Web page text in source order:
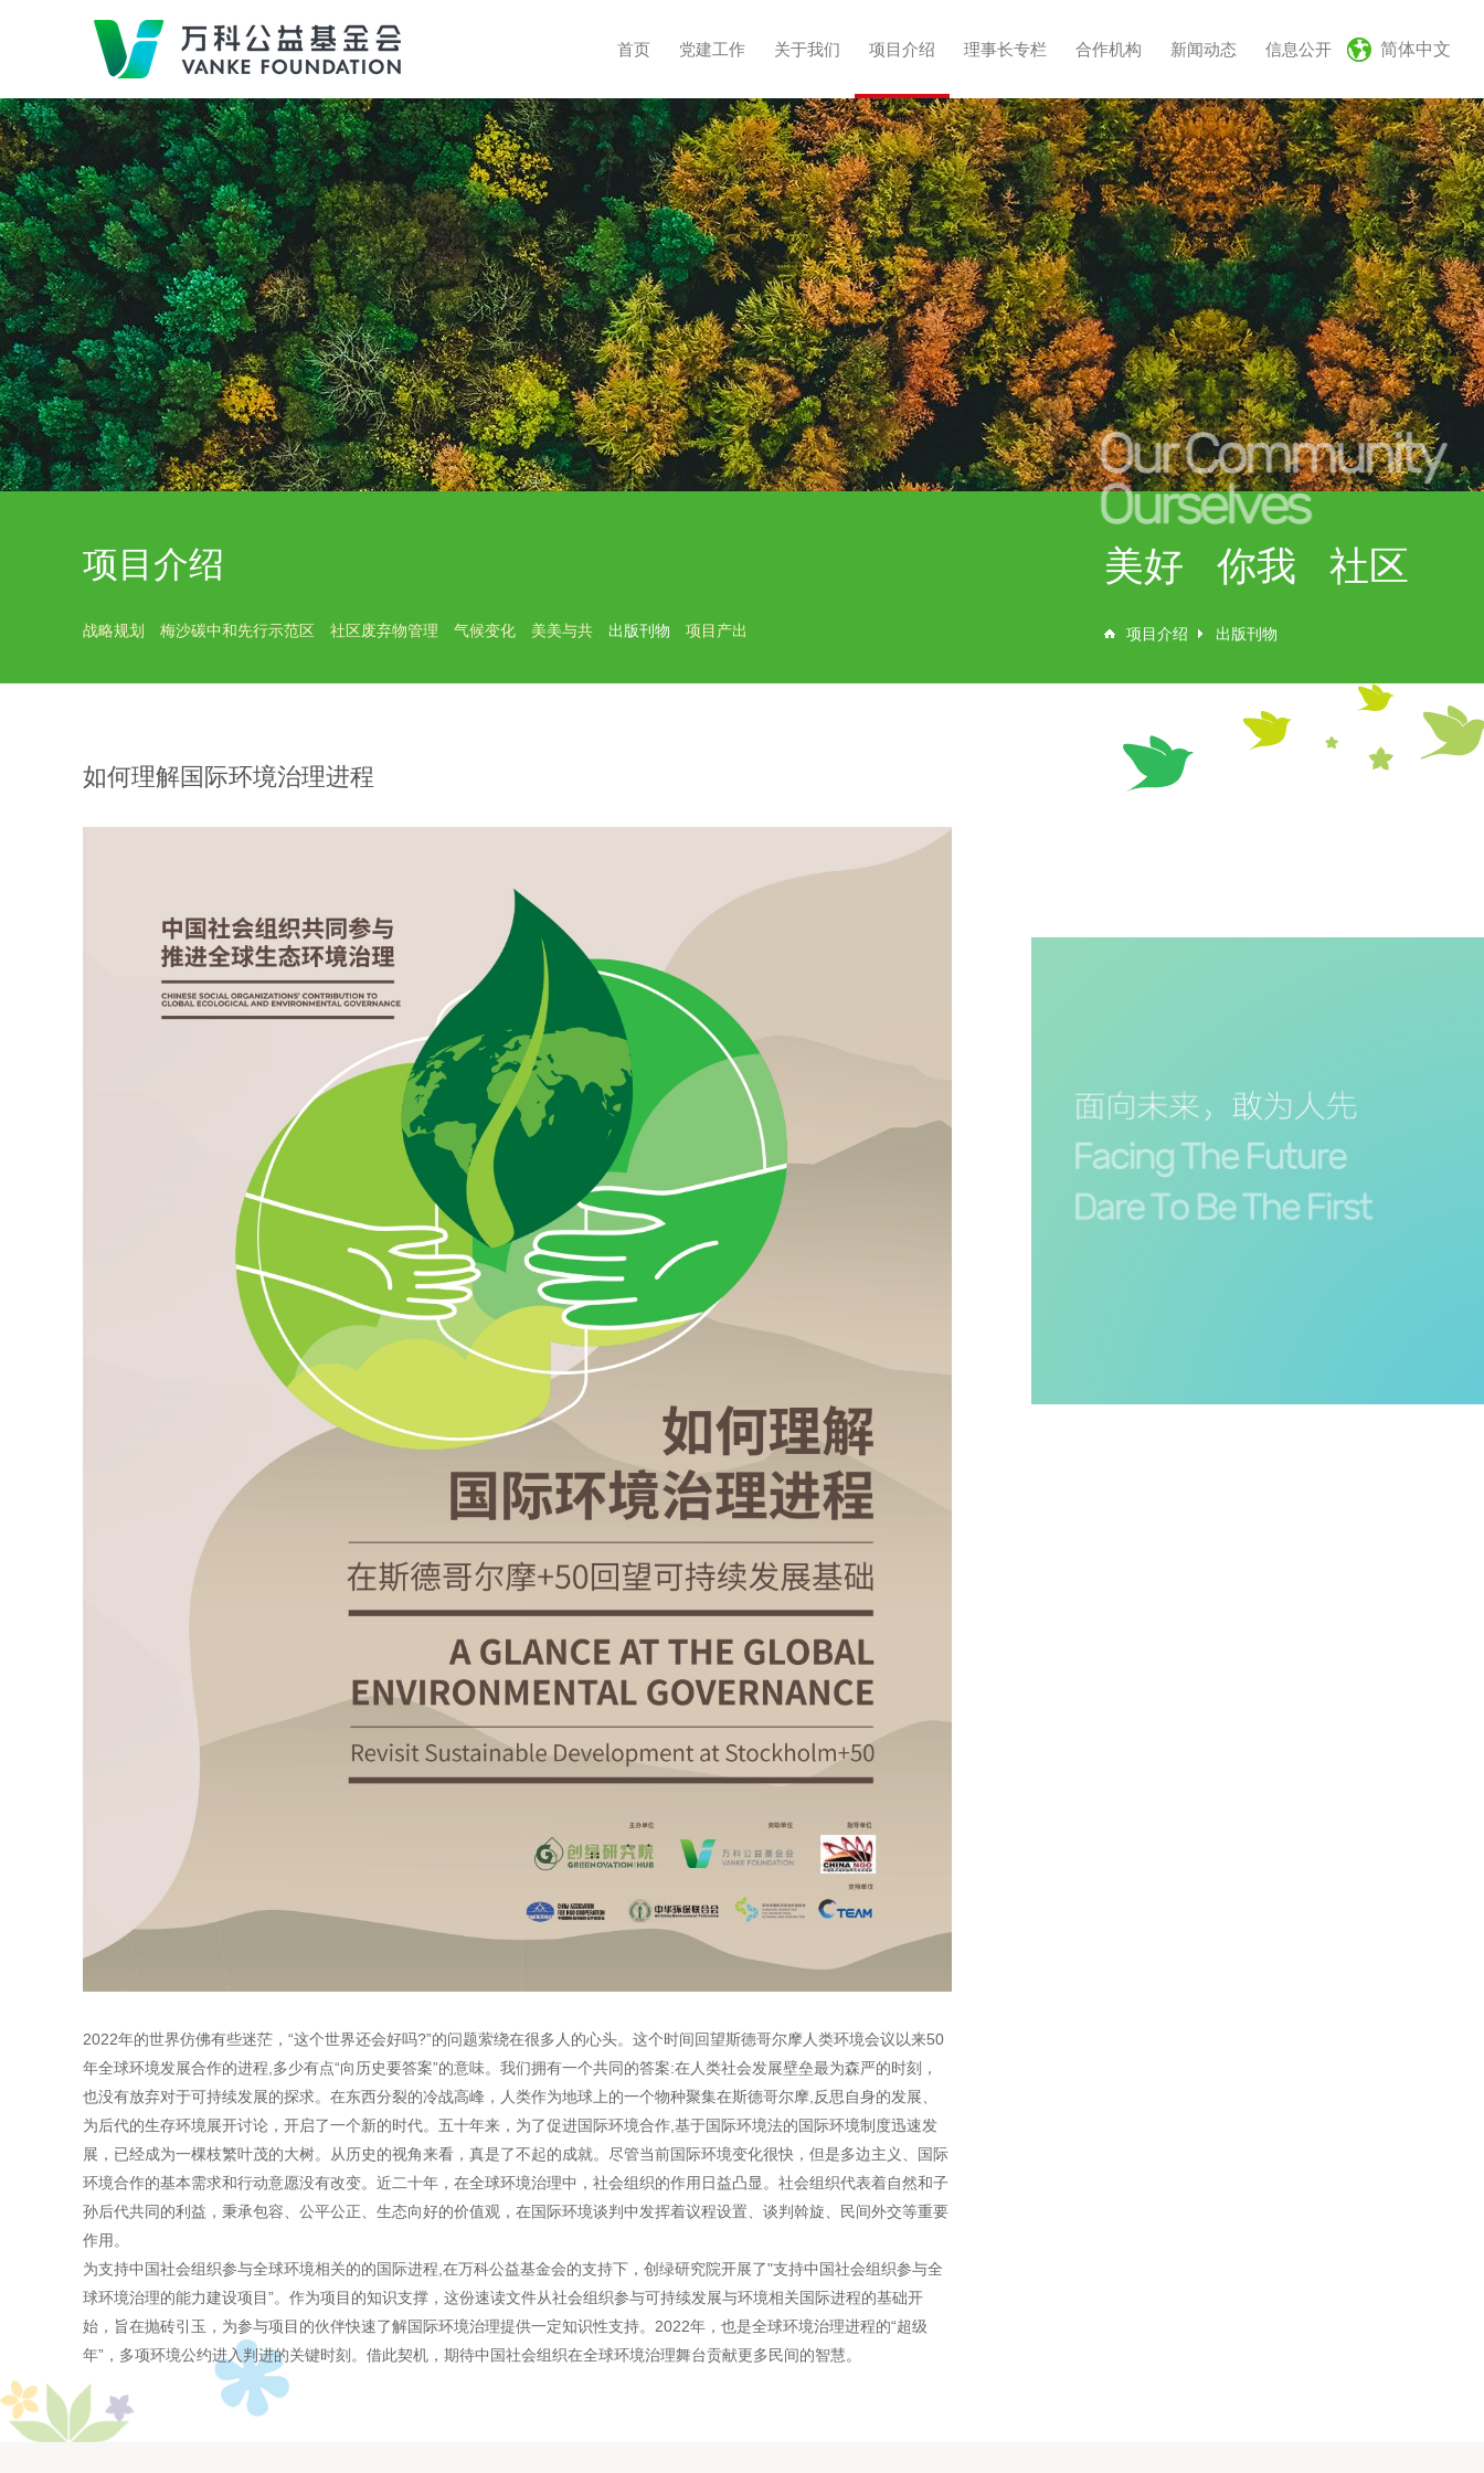
首页 党建工作 关于我们 项目介绍 理事长专栏 合作机构 新闻动态 信息公开 简体中文
项目介绍
战略规划 梅沙碳中和先行示范区 社区废弃物管理 气候变化 美美与共 出版刊物 项目产出
美好 你我 社区
项目介绍 出版刊物
如何理解国际环境治理进程
2022年的世界仿佛有些迷茫，“这个世界还会好吗?”的问题萦绕在很多人的心头。这个时间回望斯德哥尔摩人类环境会议以来50
年全球环境发展合作的进程,多少有点“向历史要答案”的意味。我们拥有一个共同的答案:在人类社会发展壁垒最为森严的时刻，
也没有放弃对于可持续发展的探求。在东西分裂的冷战高峰，人类作为地球上的一个物种聚集在斯德哥尔摩,反思自身的发展、
为后代的生存环境展开讨论，开启了一个新的时代。五十年来，为了促进国际环境合作,基于国际环境法的国际环境制度迅速发
展，已经成为一棵枝繁叶茂的大树。从历史的视角来看，真是了不起的成就。尽管当前国际环境变化很快，但是多边主义、国际
环境合作的基本需求和行动意愿没有改变。近二十年，在全球环境治理中，社会组织的作用日益凸显。社会组织代表着自然和子
孙后代共同的利益，秉承包容、公平公正、生态向好的价值观，在国际环境谈判中发挥着议程设置、谈判斡旋、民间外交等重要
作用。
为支持中国社会组织参与全球环境相关的的国际进程,在万科公益基金会的支持下，创绿研究院开展了"支持中国社会组织参与全
球环境治理的能力建设项目”。作为项目的知识支撑，这份速读文件从社会组织参与可持续发展与环境相关国际进程的基础开
始，旨在抛砖引玉，为参与项目的伙伴快速了解国际环境治理提供一定知识性支持。2022年，也是全球环境治理进程的“超级
年”，多项环境公约进入判进的关键时刻。借此契机，期待中国社会组织在全球环境治理舞台贡献更多民间的智慧。